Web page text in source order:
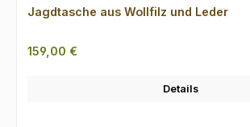
Jagdtasche aus Wollfilz und Leder
Regulärer Preis:
159,00 €
Details